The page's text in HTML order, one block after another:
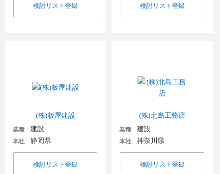
検討リスト登録 検討リスト登録
(株)板屋建設
業種 建設
本社 静岡県
検討リスト登録
(株)北島工務店
業種 建設
本社 神奈川県
検討リスト登録